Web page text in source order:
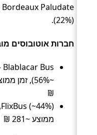
Bordeaux Paludate
(22%).
חברות אוטובוסים
₪
ממוצע ~281 ₪